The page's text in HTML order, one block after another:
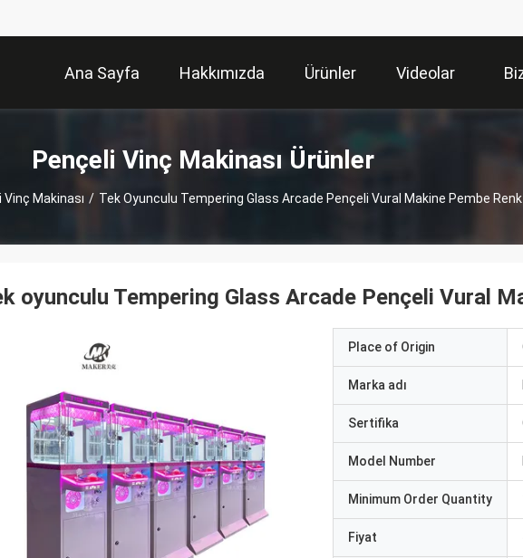
Ana Sayfa Hakkımızda Ürünler Videolar
Pençeli Vinç Makinası Ürünler
Makinası / Tek Oyunculu Tempering Glass Arcade Pençeli Vural Makine Pembe Renk
oyunculu Tempering Glass Arcade Pençeli Vural
Place of Origin
Marka adı
Sertifika
Model Number
Minimum Order Quantity
Fiyat